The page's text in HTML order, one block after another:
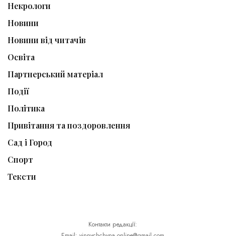
Некрологи
Новини
Новини від читачів
Освіта
Партнерський матеріал
Події
Політика
Привітання та поздоровлення
Сад і Город
Спорт
Тексти
Контакти редакції: